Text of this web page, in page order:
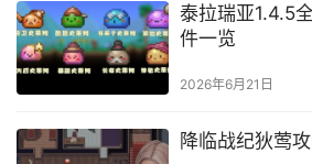
泰拉瑞亚1.4.5
件一览
2026年6月21日
降临战纪狄莺